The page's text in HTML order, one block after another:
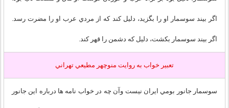
اگر بيند سوسمار او را بگزيد، دليل كند كه از مردي عرب او را مضرت رسد.
اگر بيند سوسمار بكشت، دليل كه دشمن را قهر كند.
تعبير خواب به روايت منوچهر مطيعي تهراني
سوسمار جانور بومي ايران نيست وآن چه در خواب نامه ها درباره اين جانور